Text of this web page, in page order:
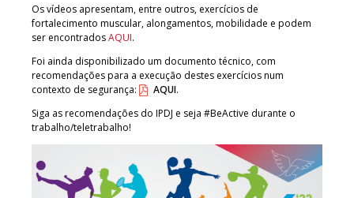
Os vídeos apresentam, entre outros, exercícios de
fortalecimento muscular, alongamentos, mobilidade e podem
ser encontradosAQUI.
Foi ainda disponibilizado um documento técnico, com
recomendações para a execução destes exercícios num
contexto de segurança:
AQUI.
Siga as recomendações do IPDJ e seja #BeActive durante o
trabalho/teletrabalho!